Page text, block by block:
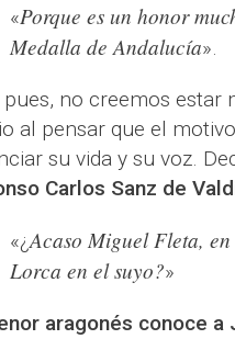
«Porque es un honor
Medalla de Andalucía».
pues, no creemos estar
al pensar que el
su vida y su voz.
Carlos Sanz de
«¿Acaso Miguel Fleta,
Lorca en el suyo?»
aragonés conoce